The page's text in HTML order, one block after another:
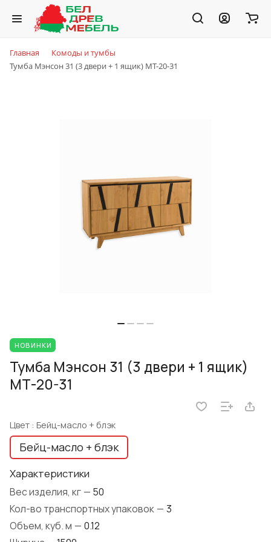
Главная
Комоды и тумбы
Тумба Мэнсон 31 (3 двери + 1 ящик) МТ-20-31
НОВИНКИ
Тумба Мэнсон 31 (3 двери + 1 ящик)
МТ-20-31
Цвет : Бейц-масло + блэк
Бейц-масло + блэк
Характеристики
Вес изделия, кг — 50
Кол-во транспортных упаковок — 3
Объем, куб. м — 0.12